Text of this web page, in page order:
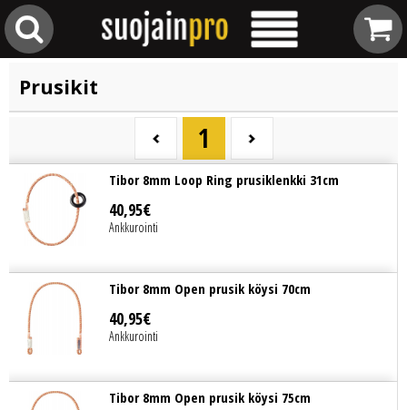
Prusikit
1
Tibor 8mm Loop Ring prusiklenkki 31cm
40,95€
Ankkurointi
Tibor 8mm Open prusik köysi 70cm
40,95€
Ankkurointi
Tibor 8mm Open prusik köysi 75cm